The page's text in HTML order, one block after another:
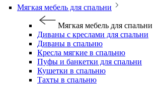
Мягкая мебель для спальни
Мягкая мебель для спальни
Диваны с креслами для спальни
Диваны в спальню
Кресла мягкие в спальню
Пуфы и банкетки для спальни
Кушетки в спальню
Тахты в спальню